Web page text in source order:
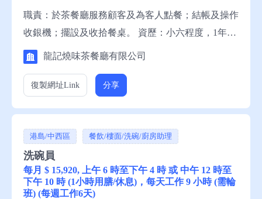
職責：於茶餐廳服務顧客及為客人點餐；結帳及操作
收銀機；擺設及收拾餐桌。 資歷：小六程度，1年有
關工作經驗，一般粵語，一般英語，一般中文讀寫，
員，或電話就業服務熱線安排轉介。 備註：這是補
龍記燒味茶餐廳有限公司
復製網址Link 分享
港島/中西區 餐飲/樓面/洗碗/廚房助理
洗碗員
每月 $ 15,920, 上午 6 時至下午 4 時 或 中午 12 時至
下午 10 時 (1小時用膳/休息)，每天工作 9 小時 (需輪
班) (每週工作6天)